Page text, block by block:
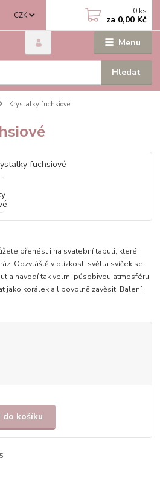
Menu
CZK
Hledat
0 ks
za 0,00 Kč
Krystalky fuchsiové
přenést i na svatební tabuli, které
Obzvláště v blízkosti světla svíček se
a navodí tak velmi působivou atmosféru.
jako korálek a libovolně zavěsit. Balení
do košíku